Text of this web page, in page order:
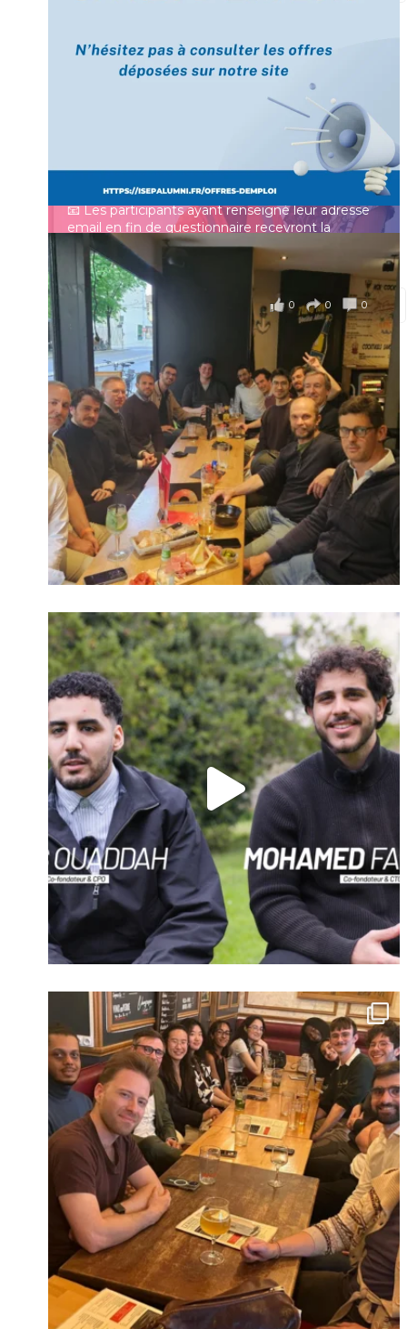
Charger plus Suivre sur Instagram
[Enquête IESF 2026] Top départ 🚀
👩‍🎓 Ingénieurs diplômés, vous avez jusqu’au 31
mai pour participer et faire entendre votre voix !
Depuis plus de 60 ans, cette enquête vise à établir
un panorama complet de la situation socio-
professionnelle des ingénieurs et scientifiques
français.
📧 Les participants ayant renseigné leur adresse
email en fin de questionnaire recevront la
synthèse des résultats...Voir plus
il y a 4 mois
0 0 0
Voir sur Facebook
Prénom
Mot de passe
Se souvenir de moi
Connexion
Identifiant oublié ?
Mot de passe
oublié ?